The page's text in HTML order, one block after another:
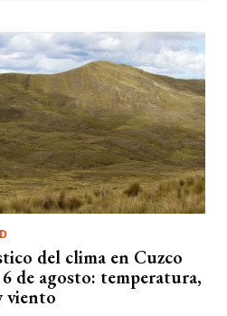
del clima en Cuzco
de agosto: temperatura,
viento